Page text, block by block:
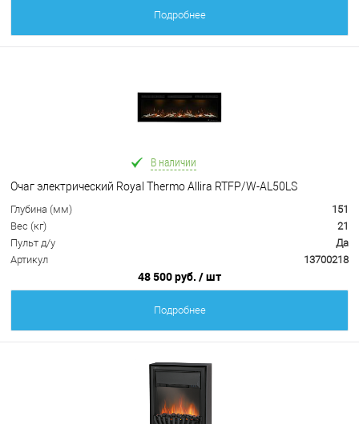
Подробнее
В наличии
Очаг электрический Royal Thermo Allira RTFP/W-AL50LS
Глубина (мм)
151
Вес (кг)
21
Пульт д/у
Да
Артикул
13700218
48 500 руб. / шт
Подробнее